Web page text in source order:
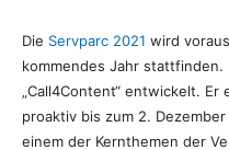
Die Servparc 2021 wird
kommendes Jahr
„Call4Content“ entwickelt.
proaktiv bis zum 2.
einem der Kernthemen der